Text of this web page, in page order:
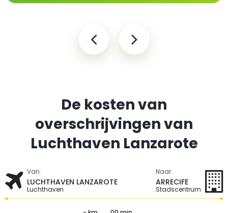
De kosten van
overschrijvingen van
Luchthaven Lanzarote
Van:
LUCHTHAVEN LANZAROTE
Luchthaven
Naar:
ARRECIFE
Stadscentrum